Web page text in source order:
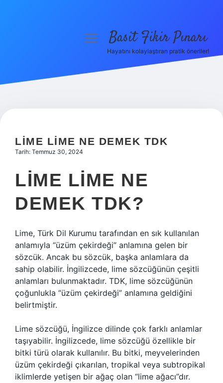
Hakkımızda
menüyüBasit Fikir Pınarı
Hayatını kolaylaştıran pratik öneriler!
LIME LIME NE DEMEK TDK
Tarih: Temmuz 30, 2024
LIME LIME NE
DEMEK TDK?
Lime, Türk Dil Kurumu tarafından en sık kullanılan
anlamıyla “üzüm çekirdeği” anlamına gelen bir
sözcük. Ancak bu sözcük, başka anlamlara da
sahip olabilir. İngilizcede, lime sözcüğünün çeşitli
anlamları bulunmaktadır. TDK, lime sözcüğünün
çoğunlukla “üzüm çekirdeği” anlamına geldiğini
belirtmiştir.
Lime sözcüğü, İngilizce dilinde çok farklı anlamlar
taşıyabilir. İngilizcede, lime sözcüğü özellikle bir
bitki türü olarak kullanılır. Bu bitki, meyvelerinden
üzüm çekirdeği çıkarılan, tropikal veya subtropikal
iklimlerde yetişen bir ağaç olan “lime ağacı”dır.